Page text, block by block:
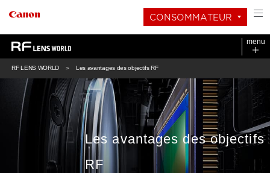
CONSOMMATEUR
menu
RF LENS WORLD Les avantages des objectifs RF
Les avantages des objectifs
RF